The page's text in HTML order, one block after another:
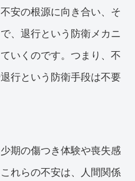
安の根源に向き合い、そ
、退行という防衛メカニ
いくのです。つまり、不
行という防衛手段は不要
期の傷つき体験や喪失感
れらの不安は、人間関係